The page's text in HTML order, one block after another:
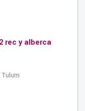
rec y alberca